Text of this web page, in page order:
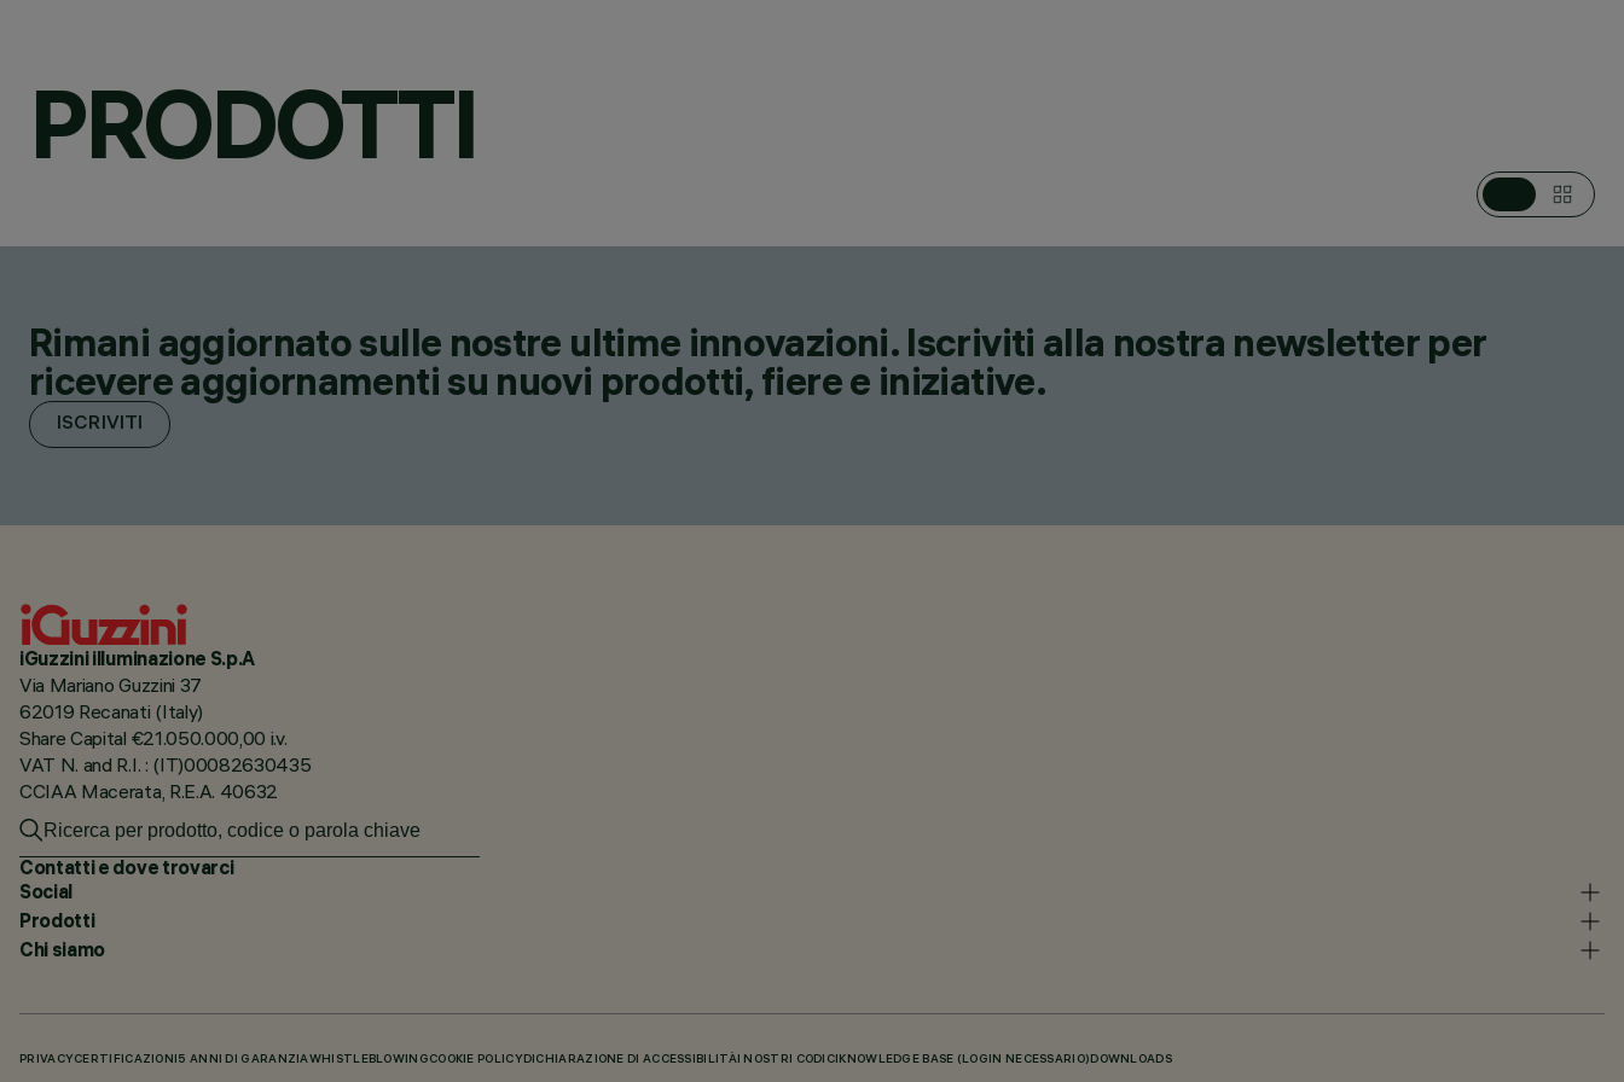
SOSPENSIONI, LAMPADE DA TERRA, PIANTANE E LAMPADE DA TAVOLO, APPARECCHI
PRODOTTI
Rimani aggiornato sulle nostre ultime innovazioni. Iscriviti alla nostra newsletter per
ricevere aggiornamenti su nuovi prodotti, fiere e iniziative.
ISCRIVITI
iGuzzini illuminazione S.p.A
Via Mariano Guzzini 37
62019 Recanati (Italy)
Share Capital €21.050.000,00 i.v.
VAT N. and R.I. : (IT)00082630435
CCIAA Macerata, R.E.A. 40632
Contatti e dove trovarci
Social
Prodotti
Chi siamo
PRIVACY CERTIFICAZIONI 5 ANNI DI GARANZIAWHISTLEBLOWING COOKIE POLICY DICHIARAZIONE DI ACCESSIBILITÀI NOSTRI CODICI KNOWLEDGE BASE (LOGIN NECESSARIO) DOWNLOADS